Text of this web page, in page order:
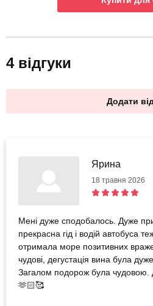
4 відгуки
Додати
Ярина
18 травня 2026
Мені дуже сподобалось. Дуже
прекрасна гід і водій автобуса
отримала море позитивних
чудові, дегустація вина була
Загалом подорож була
🫶🏻🥰